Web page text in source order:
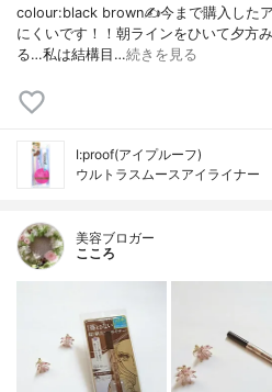
colour:black brown✍️今まで購入した
にくいです！！朝ラインをひいて夕方
る…私は結構目…続きを見る
I:proof(アイプルーフ)
ウルトラスムースアイライナー
美容ブロガー
こころ